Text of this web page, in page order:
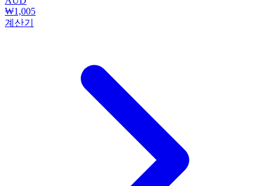
₩1,005
계산기